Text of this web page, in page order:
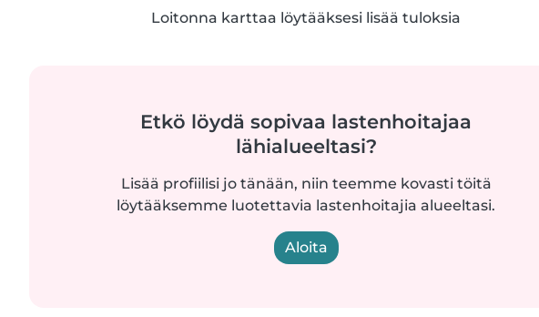
Loitonna karttaa löytääksesi lisää tuloksia
Etkö löydä sopivaa lastenhoitajaa
lähialueeltasi?
Lisää profiilisi jo tänään, niin teemme kovasti töitä
löytääksemme luotettavia lastenhoitajia alueeltasi.
Aloita